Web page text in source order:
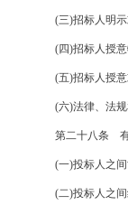
(三)招标人明示
(四)招标人授意
(五)招标人授意
(六)法律、法规
第二十八条 有
(一)投标人之间
(二)投标人之间